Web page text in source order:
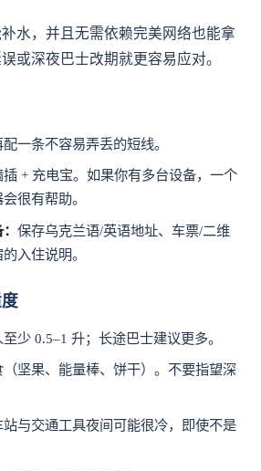
水，并且无需依赖完美网络也能拿
或深夜巴士改期就更容易应对。
配一条不容易弄丢的短线。
插 + 充电宝。如果你有多台设备，一个
很有帮助。
：保存乌克兰语/英语地址、车票/二维
入住说明。
少 0.5–1 升；长途巴士建议更多。
坚果、能量棒、饼干）。不要指望深
站与交通工具夜间可能很冷，即使不是